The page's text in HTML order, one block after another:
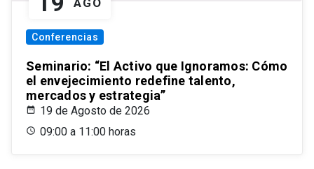
AGO
Conferencias
Seminario: “El Activo que Ignoramos: Cómo
el envejecimiento redefine talento,
mercados y estrategia”
19 de Agosto de 2026
09:00 a 11:00 horas